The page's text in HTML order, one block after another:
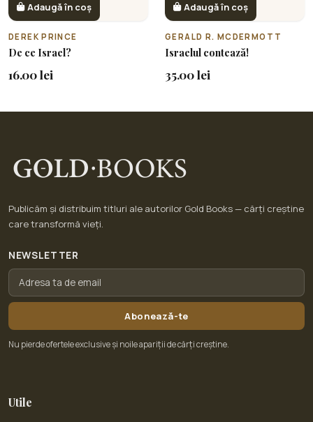
Adaugă în coș
DEREK PRINCE
De ce Israel?
16.00 lei
Adaugă în coș
GERALD R. MCDERMOTT
Israelul contează!
35.00 lei
Publicăm și distribuim titluri ale autorilor Gold Books — cărți creștine
care transformă vieți.
NEWSLETTER
Abonează-te
Nu pierde ofertele exclusive și noile apariții de cărți creștine.
Utile